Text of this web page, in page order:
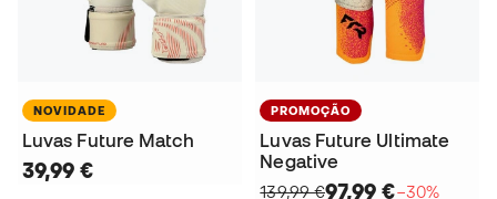
NOVIDADE
Luvas Future Match
39,99 €
PROMOÇÃO
Luvas Future Ultimate
Negative
139,99 €97,99 €−30%